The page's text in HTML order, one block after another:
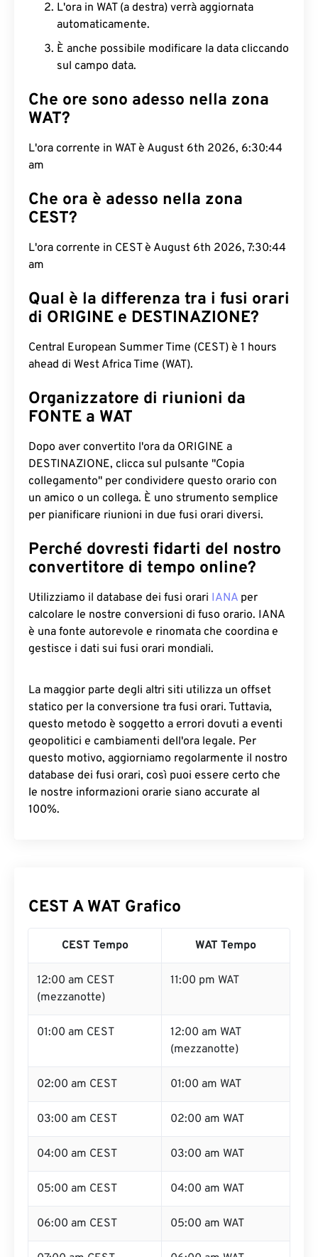
L'ora in WAT (a destra) verrà aggiornata
automaticamente.
È anche possibile modificare la data cliccando
sul campo data.
Che ore sono adesso nella zona
WAT?
L'ora corrente in WAT è August 6th 2026, 6:30:45
am
Che ora è adesso nella zona
CEST?
L'ora corrente in CEST è August 6th 2026, 7:30:45
am
Qual è la differenza tra i fusi orari
di ORIGINE e DESTINAZIONE?
Central European Summer Time (CEST) è 1 hours
ahead di West Africa Time (WAT).
Organizzatore di riunioni da
FONTE a WAT
Dopo aver convertito l'ora da ORIGINE a
DESTINAZIONE, clicca sul pulsante "Copia
collegamento" per condividere questo orario con
un amico o un collega. È uno strumento semplice
per pianificare riunioni in due fusi orari diversi.
Perché dovresti fidarti del nostro
convertitore di tempo online?
Utilizziamo il database dei fusi orari IANA per
calcolare le nostre conversioni di fuso orario. IANA
è una fonte autorevole e rinomata che coordina e
gestisce i dati sui fusi orari mondiali.
La maggior parte degli altri siti utilizza un offset
statico per la conversione tra fusi orari. Tuttavia,
questo metodo è soggetto a errori dovuti a eventi
geopolitici e cambiamenti dell'ora legale. Per
questo motivo, aggiorniamo regolarmente il nostro
database dei fusi orari, così puoi essere certo che
le nostre informazioni orarie siano accurate al
100%.
CEST A WAT Grafico
CEST Tempo WAT Tempo
12:00 am CEST
(mezzanotte)
11:00 pm WAT
01:00 am CEST
12:00 am WAT
(mezzanotte)
02:00 am CEST 01:00 am WAT
03:00 am CEST 02:00 am WAT
04:00 am CEST 03:00 am WAT
05:00 am CEST 04:00 am WAT
06:00 am CEST 05:00 am WAT